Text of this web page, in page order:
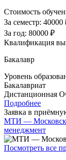
Стоимость
За семестр: 40000
За год: 80000 ₽
Квалификация
Бакалавр
Уровень
Бакалавриат
Дистанционная
Подробнее
Заявка в
МТИ —
менеджмент
Посмотреть все